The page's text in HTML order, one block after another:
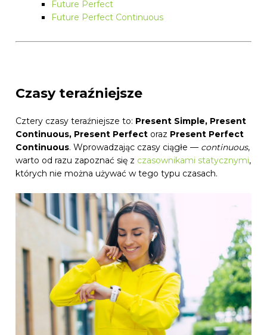
Future Perfect
Future Perfect Continuous
Czasy teraźniejsze
Cztery czasy teraźniejsze to: Present Simple, Present
Continuous, Present Perfect oraz Present Perfect
Continuous. Wprowadzając czasy ciągłe — continuous,
warto od razu zapoznać się z czasownikami statycznymi,
których nie można używać w tego typu czasach.